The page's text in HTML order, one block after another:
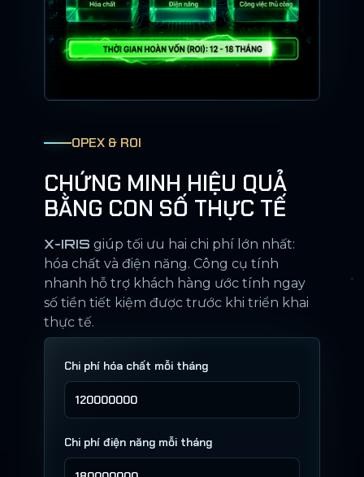
OPEX & ROI
CHỨNG MINH HIỆU QUẢ
BẰNG CON SỐ THỰC TẾ
X-IRIS giúp tối ưu hai chi phí lớn nhất:
hóa chất và điện năng. Công cụ tính
nhanh hỗ trợ khách hàng ước tính ngay
số tiền tiết kiệm được trước khi triển khai
thực tế.
Chi phí hóa chất mỗi tháng
Chi phí điện năng mỗi tháng